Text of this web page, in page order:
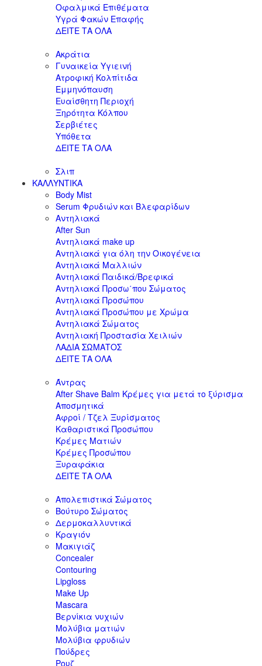
Οφαλμικά Επιθέματα
Υγρά Φακών Επαφής
ΔΕΙΤΕ ΤΑ ΟΛΑ
Ακράτια
Γυναικεία Υγιεινή
Ατροφική Κολπίτιδα
Εμμηνόπαυση
Ευαίσθητη Περιοχή
Ξηρότητα Κόλπου
Σερβιέτες
Υπόθετα
ΔΕΙΤΕ ΤΑ ΟΛΑ
Σλιπ
ΚΑΛΛΥΝΤΙΚΑ
Body Mist
Serum Φρυδιών και Βλεφαρίδων
Αντηλιακά
After Sun
Αντηλιακά make up
Αντηλιακά για όλη την Οικογένεια
Αντηλιακά Μαλλιών
Αντηλιακά Παιδικά/Βρεφικά
Αντηλιακά Προσω΄που Σώματος
Αντηλιακά Προσώπου
Αντηλιακά Προσώπου με Χρώμα
Αντηλιακά Σώματος
Αντηλιακή Προστασία Χειλιών
ΛΑΔΙΑ ΣΩΜΑΤΟΣ
ΔΕΙΤΕ ΤΑ ΟΛΑ
Άντρας
After Shave Balm Κρέμες για μετά το ξύρισμα
Αποσμητικά
Αφροί / Τζελ Ξυρίσματος
Καθαριστικά Προσώπου
Κρέμες Ματιών
Κρέμες Προσώπου
Ξυραφάκια
ΔΕΙΤΕ ΤΑ ΟΛΑ
Απολεπιστικά Σώματος
Βούτυρο Σώματος
Δερμοκαλλυντικά
Κραγιόν
Μακιγιάζ
Concealer
Contouring
Lipgloss
Make Up
Mascara
Βερνίκια νυχιών
Μολύβια ματιών
Μολύβια φρυδιών
Πούδρες
Ρουζ